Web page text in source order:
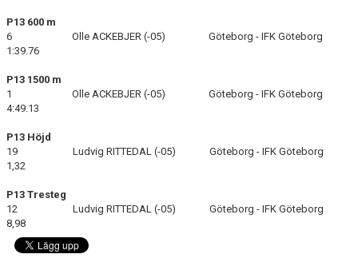
P13 600 m
6 Olle ACKEBJER (-05) Göteborg - IFK Göteborg
1:39.76
P13 1500 m
1 Olle ACKEBJER (-05) Göteborg - IFK Göteborg
4:49.13
P13 Höjd
19 Ludvig RITTEDAL (-05) Göteborg - IFK Göteborg
1,32
P13 Tresteg
12 Ludvig RITTEDAL (-05) Göteborg - IFK Göteborg
8,98